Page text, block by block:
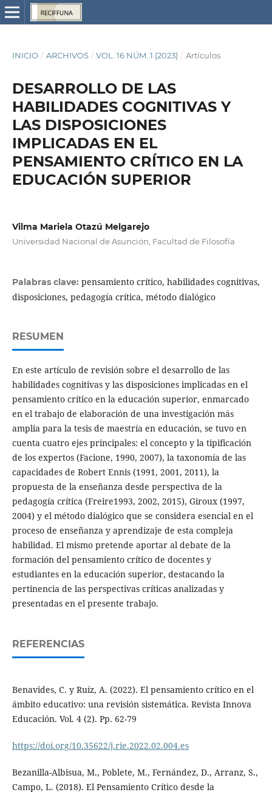
INICIO / ARCHIVOS / VOL. 16 NÚM. 1 (2023) / Artículos
DESARROLLO DE LAS
HABILIDADES COGNITIVAS Y
LAS DISPOSICIONES
IMPLICADAS EN EL
PENSAMIENTO CRÍTICO EN LA
EDUCACIÓN SUPERIOR
Vilma Mariela Otazú Melgarejo
Universidad Nacional de Asunción, Facultad de Filosofía
Palabras clave: pensamiento crítico, habilidades cognitivas,
disposiciones, pedagogía crítica, método dialógico
RESUMEN
En este artículo de revisión sobre el desarrollo de las
habilidades cognitivas y las disposiciones implicadas en el
pensamiento crítico en la educación superior, enmarcado
en el trabajo de elaboración de una investigación más
amplia para la tesis de maestría en educación, se tuvo en
cuenta cuatro ejes principales: el concepto y la tipificación
de los expertos (Facione, 1990, 2007), la taxonomía de las
capacidades de Robert Ennis (1991, 2001, 2011), la
propuesta de la enseñanza desde perspectiva de la
pedagogía crítica (Freire1993, 2002, 2015), Giroux (1997,
2004) y el método dialógico que se considera esencial en el
proceso de enseñanza y aprendizaje de esta compleja
habilidad. El mismo pretende aportar al debate de la
formación del pensamiento crítico de docentes y
estudiantes en la educación superior, destacando la
pertinencia de las perspectivas críticas analizadas y
presentadas en el presente trabajo.
REFERENCIAS
Benavides, C. y Ruíz, A. (2022). El pensamiento crítico en el
ámbito educativo: una revisión sistemática. Revista Innova
Educación. Vol. 4 (2). Pp. 62-79
https://doi.org/10.35622/j.rie.2022.02.004.es
Bezanilla-Albisua, M., Poblete, M., Fernández, D., Arranz, S.,
Campo, L. (2018). El Pensamiento Crítico desde la